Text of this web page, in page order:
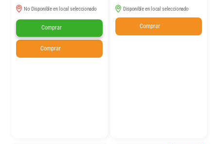
No Disponible en local seleccionado
Comprar
Comprar
Disponible en local seleccionado
Comprar